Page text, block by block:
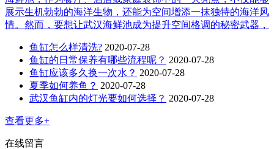
展示生机勃勃的海洋生物，还能为空间增添一抹独特的海洋风
情。然而，要想让武汉海鲜池成为提升空间格调的秘密武器，
鱼缸怎么样清洗? 2020-07-28
鱼缸的日常保养有哪些流程呢？ 2020-07-28
鱼缸应该多久换一次水？ 2020-07-28
夏季如何养鱼？ 2020-07-28
武汉鱼缸内的灯光要如何选择？ 2020-07-28
查看更多+
在线留言